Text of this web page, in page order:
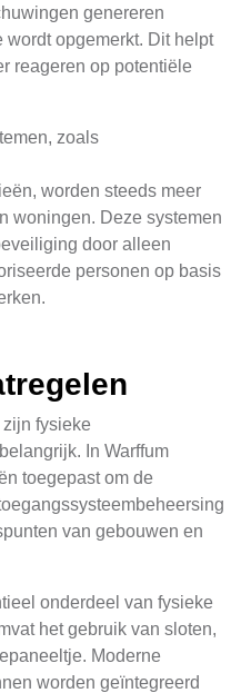
genereren
opgemerkt. Dit helpt
reageren op potentiële
zoals
worden steeds meer
woningen. Deze systemen
door alleen
personen op basis
fysieke
In Warffum
toegepast om de
van gebouwen en
onderdeel van fysieke
het gebruik van sloten,
Moderne
worden geïntegreerd